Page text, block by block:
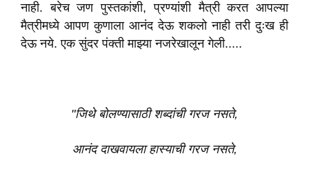
नाही. बरेच जण पुस्तकांशी, प्रण्यांशी मैत्री करत आपल्या
मैत्रीमध्ये आपण कुणाला आनंद देऊ शकलो नाही तरी दुःख ही
देऊ नये. एक सुंदर पंक्ती माझ्या नजरेखालून गेली.....
"जिथे बोलण्यासाठी शब्दांची गरज नसते,
आनंद दाखवायला हास्याची गरज नसते,